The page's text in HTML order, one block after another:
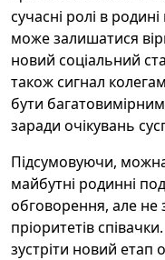
сучасні ролі в
може залишатися
новий соціальний
також сигнал
бути
заради очікувань
Підсумовуючи,
майбутні родинні
обговорення, але не
пріоритетів
зустріти новий етап